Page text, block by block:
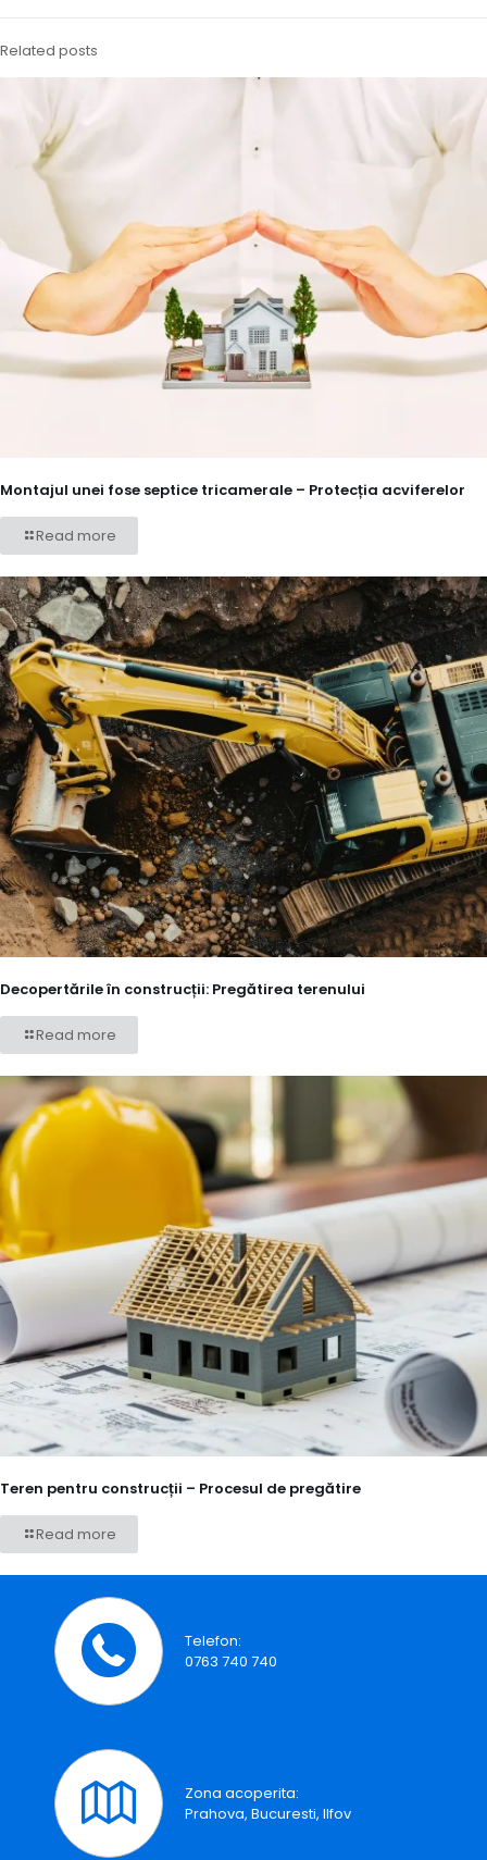
Related posts
Montajul unei fose septice tricamerale – Protecția acviferelor
Read more
Decopertările în construcții: Pregătirea terenului
Read more
Teren pentru construcții – Procesul de pregătire
Read more
Telefon:
0763 740 740
Zona acoperita:
Prahova, Bucuresti, Ilfov